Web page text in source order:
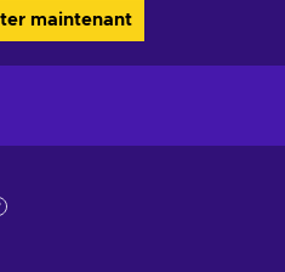
maintenant